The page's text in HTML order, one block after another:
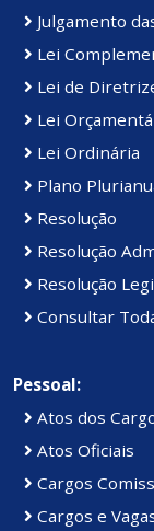
Julgamento
Lei
Lei de
Lei
Lei Ordinária
Plano
Resolução
Resolução
Resolução
Consultar
Pessoal:
Atos dos
Atos Oficiais
Cargos
Cargos e